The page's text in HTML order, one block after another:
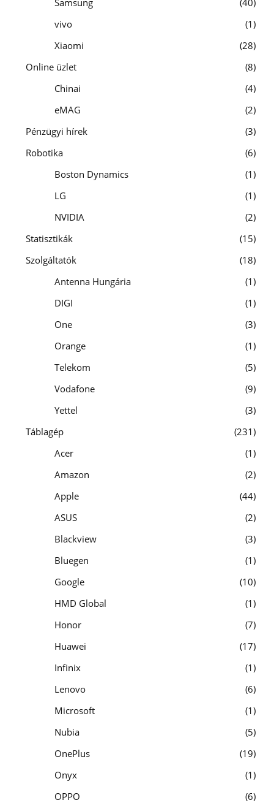
vivo
1
Xiaomi
28
Online üzlet
8
Chinai
4
eMAG
2
Pénzügyi hírek
3
Robotika
6
Boston Dynamics
1
LG
1
NVIDIA
2
Statisztikák
15
Szolgáltatók
18
Antenna Hungária
1
DIGI
1
One
3
Orange
1
Telekom
5
Vodafone
9
Yettel
3
Táblagép
231
Acer
1
Amazon
2
Apple
44
ASUS
2
Blackview
3
Bluegen
1
Google
10
HMD Global
1
Honor
7
Huawei
17
Infinix
1
Lenovo
6
Microsoft
1
Nubia
5
OnePlus
19
Onyx
1
OPPO
6